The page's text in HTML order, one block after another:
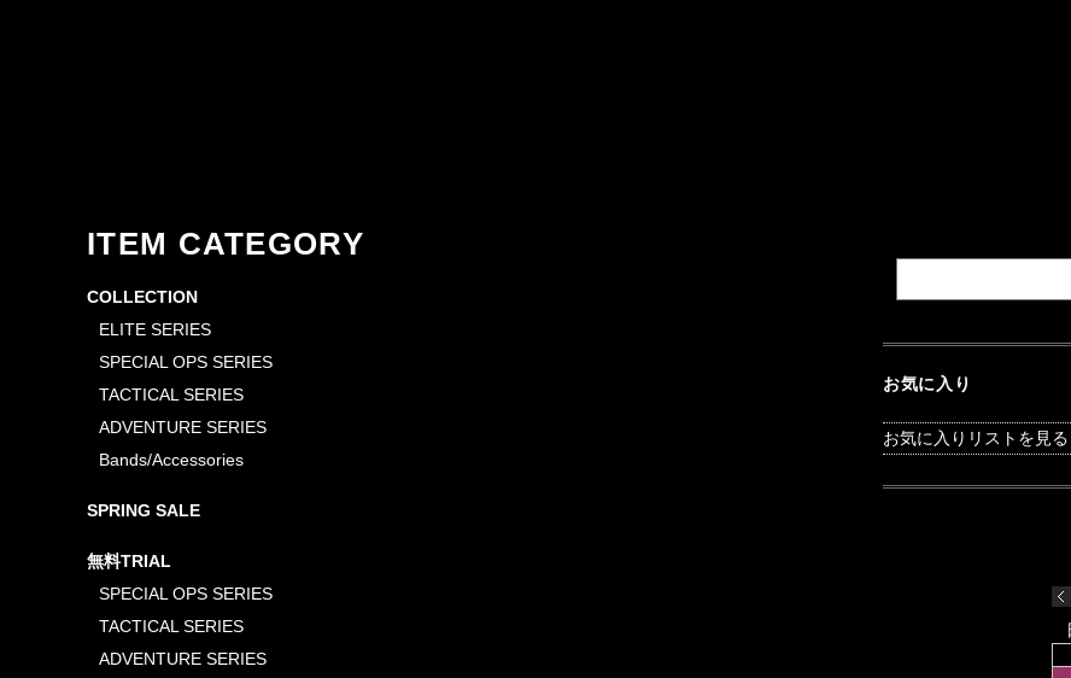
ITEM CATEGORY
COLLECTION
ELITE SERIES
SPECIAL OPS SERIES
TACTICAL SERIES
ADVENTURE SERIES
Bands/Accessories
SPRING SALE
無料TRIAL
SPECIAL OPS SERIES
TACTICAL SERIES
ADVENTURE SERIES
お気に入り
お気に入りリストを見る